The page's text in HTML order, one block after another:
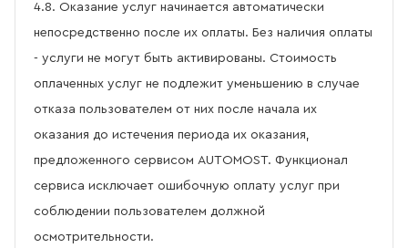
4.8. Оказание услуг начинается автоматически
непосредственно после их оплаты. Без наличия оплаты
- услуги не могут быть активированы. Стоимость
оплаченных услуг не подлежит уменьшению в случае
отказа пользователем от них после начала их
оказания до истечения периода их оказания,
предложенного сервисом AUTOMOST. Функционал
сервиса исключает ошибочную оплату услуг при
соблюдении пользователем должной
осмотрительности.